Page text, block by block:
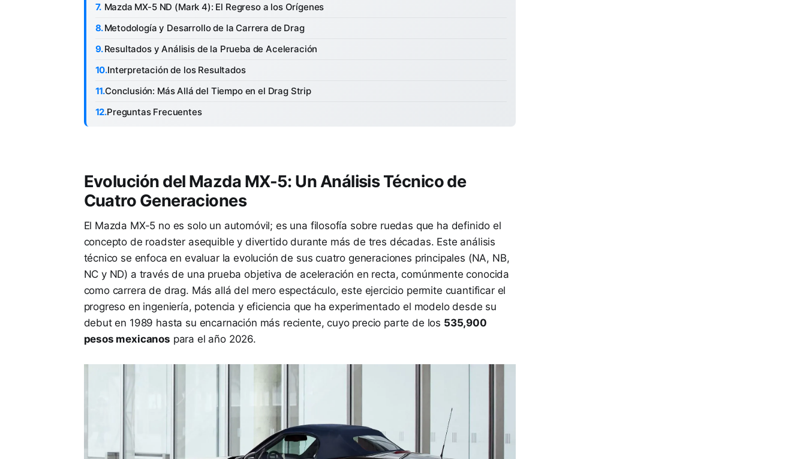
Mazda MX-5 ND (Mark 4): El Regreso a los Orígenes
Metodología y Desarrollo de la Carrera de Drag
Resultados y Análisis de la Prueba de Aceleración
Interpretación de los Resultados
Conclusión: Más Allá del Tiempo en el Drag Strip
Preguntas Frecuentes
Evolución del Mazda MX-5: Un Análisis Técnico de
Cuatro Generaciones
El Mazda MX-5 no es solo un automóvil; es una filosofía sobre ruedas que ha definido el
concepto de roadster asequible y divertido durante más de tres décadas. Este análisis
técnico se enfoca en evaluar la evolución de sus cuatro generaciones principales (NA, NB,
NC y ND) a través de una prueba objetiva de aceleración en recta, comúnmente conocida
como carrera de drag. Más allá del mero espectáculo, este ejercicio permite cuantificar el
progreso en ingeniería, potencia y eficiencia que ha experimentado el modelo desde su
debut en 1989 hasta su encarnación más reciente, cuyo precio parte de los 535,900
pesos mexicanos para el año 2026.